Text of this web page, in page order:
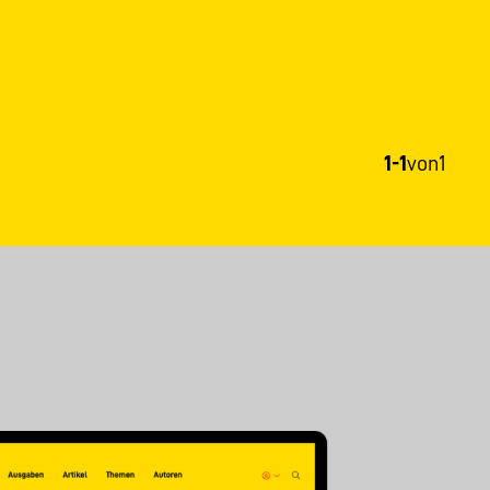
1-1von1